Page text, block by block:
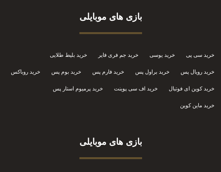
بازی های موبایلی
خرید سی پی خرید یوسی خرید جم فری فایر خرید بلیط طلایی
خرید رویال پس خرید براول پس خرید فارم پس خرید بوم پس خرید روباکس
خرید کوین ای فوتبال خرید اف سی پوینت خرید پرمیوم استار پس
خرید ماین کوین
بازی های موبایلی